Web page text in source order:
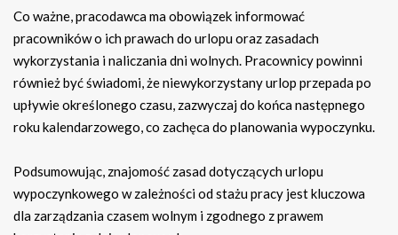
Co ważne, pracodawca ma obowiązek informować
pracowników o ich prawach do urlopu oraz zasadach
wykorzystania i naliczania dni wolnych. Pracownicy powinni
również być świadomi, że niewykorzystany urlop przepada po
upływie określonego czasu, zazwyczaj do końca następnego
roku kalendarzowego, co zachęca do planowania wypoczynku.
Podsumowując, znajomość zasad dotyczących urlopu
wypoczynkowego w zależności od stażu pracy jest kluczowa
dla zarządzania czasem wolnym i zgodnego z prawem